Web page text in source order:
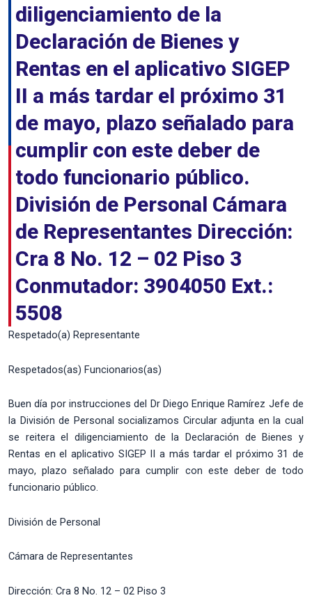
diligenciamiento de la
Declaración de Bienes y
Rentas en el aplicativo SIGEP
II a más tardar el próximo 31
de mayo, plazo señalado para
cumplir con este deber de
todo funcionario público.
División de Personal Cámara
de Representantes Dirección:
Cra 8 No. 12 – 02 Piso 3
Conmutador: 3904050 Ext.:
5508
Respetado(a) Representante
Respetados(as) Funcionarios(as)
Buen día por instrucciones del Dr Diego Enrique Ramírez Jefe de
la División de Personal socializamos Circular adjunta en la cual
se reitera el diligenciamiento de la Declaración de Bienes y
Rentas en el aplicativo SIGEP II a más tardar el próximo 31 de
mayo, plazo señalado para cumplir con este deber de todo
funcionario público.
División de Personal
Cámara de Representantes
Dirección: Cra 8 No. 12 – 02 Piso 3